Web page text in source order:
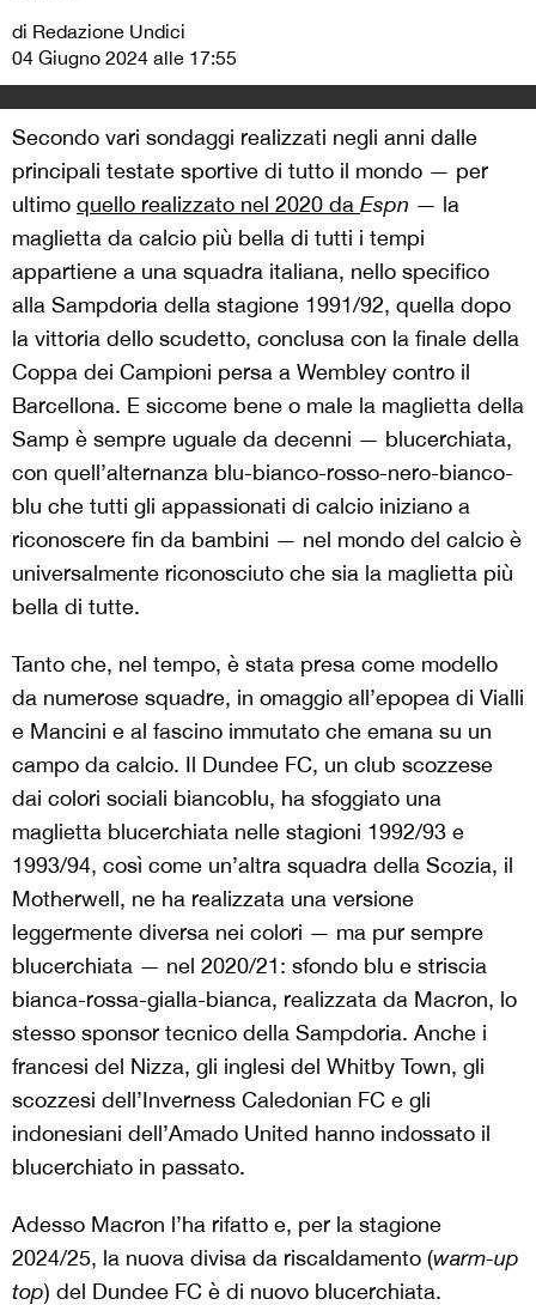
di Redazione Undici
04 Giugno 2024 alle 17:55
Secondo vari sondaggi realizzati negli anni dalle
principali testate sportive di tutto il mondo — per
ultimo quello realizzato nel 2020 da Espn — la
maglietta da calcio più bella di tutti i tempi
appartiene a una squadra italiana, nello specifico
alla Sampdoria della stagione 1991/92, quella dopo
la vittoria dello scudetto, conclusa con la finale della
Coppa dei Campioni persa a Wembley contro il
Barcellona. E siccome bene o male la maglietta della
Samp è sempre uguale da decenni — blucerchiata,
con quell’alternanza blu-bianco-rosso-nero-bianco-
blu che tutti gli appassionati di calcio iniziano a
riconoscere fin da bambini — nel mondo del calcio è
universalmente riconosciuto che sia la maglietta più
bella di tutte.
Tanto che, nel tempo, è stata presa come modello
da numerose squadre, in omaggio all’epopea di Vialli
e Mancini e al fascino immutato che emana su un
campo da calcio. Il Dundee FC, un club scozzese
dai colori sociali biancoblu, ha sfoggiato una
maglietta blucerchiata nelle stagioni 1992/93 e
1993/94, così come un’altra squadra della Scozia, il
Motherwell, ne ha realizzata una versione
leggermente diversa nei colori — ma pur sempre
blucerchiata — nel 2020/21: sfondo blu e striscia
bianca-rossa-gialla-bianca, realizzata da Macron, lo
stesso sponsor tecnico della Sampdoria. Anche i
francesi del Nizza, gli inglesi del Whitby Town, gli
scozzesi dell’Inverness Caledonian FC e gli
indonesiani dell’Amado United hanno indossato il
blucerchiato in passato.
Adesso Macron l’ha rifatto e, per la stagione
2024/25, la nuova divisa da riscaldamento (warm-up
top) del Dundee FC è di nuovo blucerchiata.